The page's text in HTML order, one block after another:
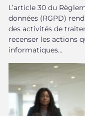
L’article 30 du
données (RGPD)
des activités de
recenser les actions
informatiques...